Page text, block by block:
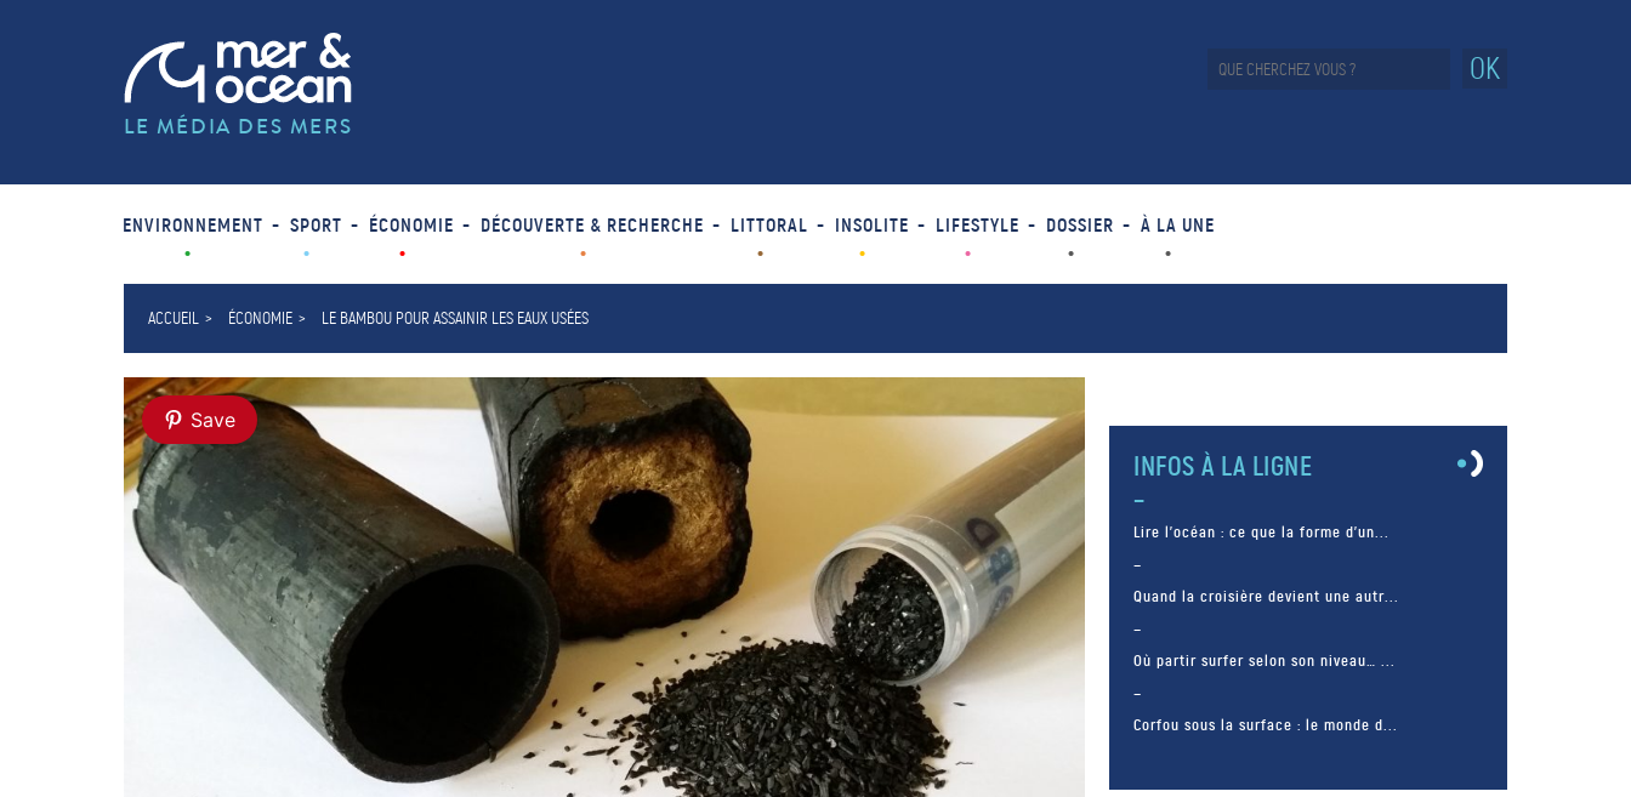
LE MÉDIA DES MERS
OK
ENVIRONNEMENT SPORT ÉCONOMIE DÉCOUVERTE & RECHERCHE LITTORAL INSOLITE LIFESTYLE DOSSIER À LA UNE
ACCUEIL ÉCONOMIE LE BAMBOU POUR ASSAINIR LES EAUX USÉES
Save
INFOS À LA LIGNE
Lire l’océan : ce que la forme d’un...
Quand la croisière devient une autr...
Où partir surfer selon son niveau… ...
Corfou sous la surface : le monde d...